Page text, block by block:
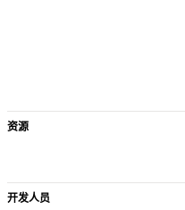
资源
开发人员